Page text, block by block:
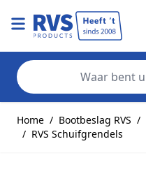
Home / Bootbeslag RVS /
/ RVS Schuifgrendels